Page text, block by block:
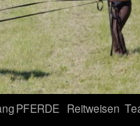
PFERDE Reitweisen